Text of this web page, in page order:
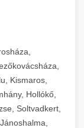
Nagy
precíz
+
nagy
+
Kismaros,
Hollókő,
Soltvadkert,